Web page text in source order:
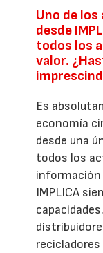
Uno de
desde
todos los
valor.
Es
economía
desde una
todos los
información
IMPLICA